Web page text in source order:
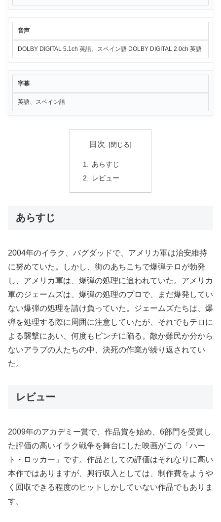
音声
DOLBY DIGITAL 5.1ch 英語、スペイン語 DOLBY DIGITAL 2.0ch 英語
字幕
英語、スペイン語
目次
あらすじ
レビュー
あらすじ
2004年のイラク、バグダッドで、アメリカ軍は治安維持
に努めていた。しかし、街のあちこちで爆弾テロが勃発
し、アメリカ軍は、爆弾の処理に追われていた。アメリカ
軍のジェームズは、爆弾の処理のプロで、まだ爆発してい
ない爆弾の処理を請け負っていた。ジェームズたちは、爆
弾を処理する際に周囲に注意していたが、それでもテロに
よる襲撃にあい、何度もピンチに陥る。敵か難民か分から
ないアラブの人たちの中、決死の作業が繰り返されてい
た。
レビュー
2009年のアカデミー賞で、作品賞を始め、6部門を受賞し
た評価の高いイラク戦争を舞台にした映画がこの「ハー
ト・ロッカー」です。作品としての評価はそれなりに高い
本作ではありますが、興行収入としては、制作費をようや
く回収できる程度のヒットしかしていない作品でもありま
す。